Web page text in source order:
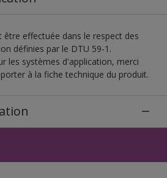
être effectuée dans le respect des
définies par le DTU 59-1.
les systèmes d'application, merci
à la fiche technique du produit.